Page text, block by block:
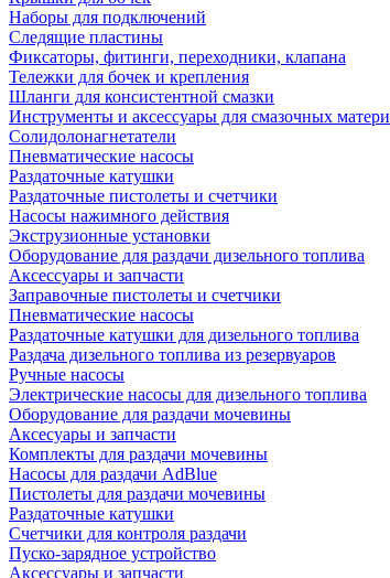
Наборы для подключений
Следящие пластины
Фиксаторы, фитинги, переходники, клапана
Тележки для бочек и крепления
Шланги для консистентной смазки
Инструменты и аксессуары для смазочных
Солидолонагнетатели
Пневматические насосы
Раздаточные катушки
Раздаточные пистолеты и счетчики
Насосы нажимного действия
Экструзионные установки
Оборудование для раздачи дизельного топлива
Аксессуары и запчасти
Заправочные пистолеты и счетчики
Пневматические насосы
Раздаточные катушки для дизельного топлива
Раздача дизельного топлива из резервуаров
Ручные насосы
Электрические насосы для дизельного топлива
Оборудование для раздачи мочевины
Аксесуары и запчасти
Комплекты для раздачи мочевины
Насосы для раздачи AdBlue
Пистолеты для раздачи мочевины
Раздаточные катушки
Счетчики для контроля раздачи
Пуско-зарядное устройство
Аксессуары и запчасти